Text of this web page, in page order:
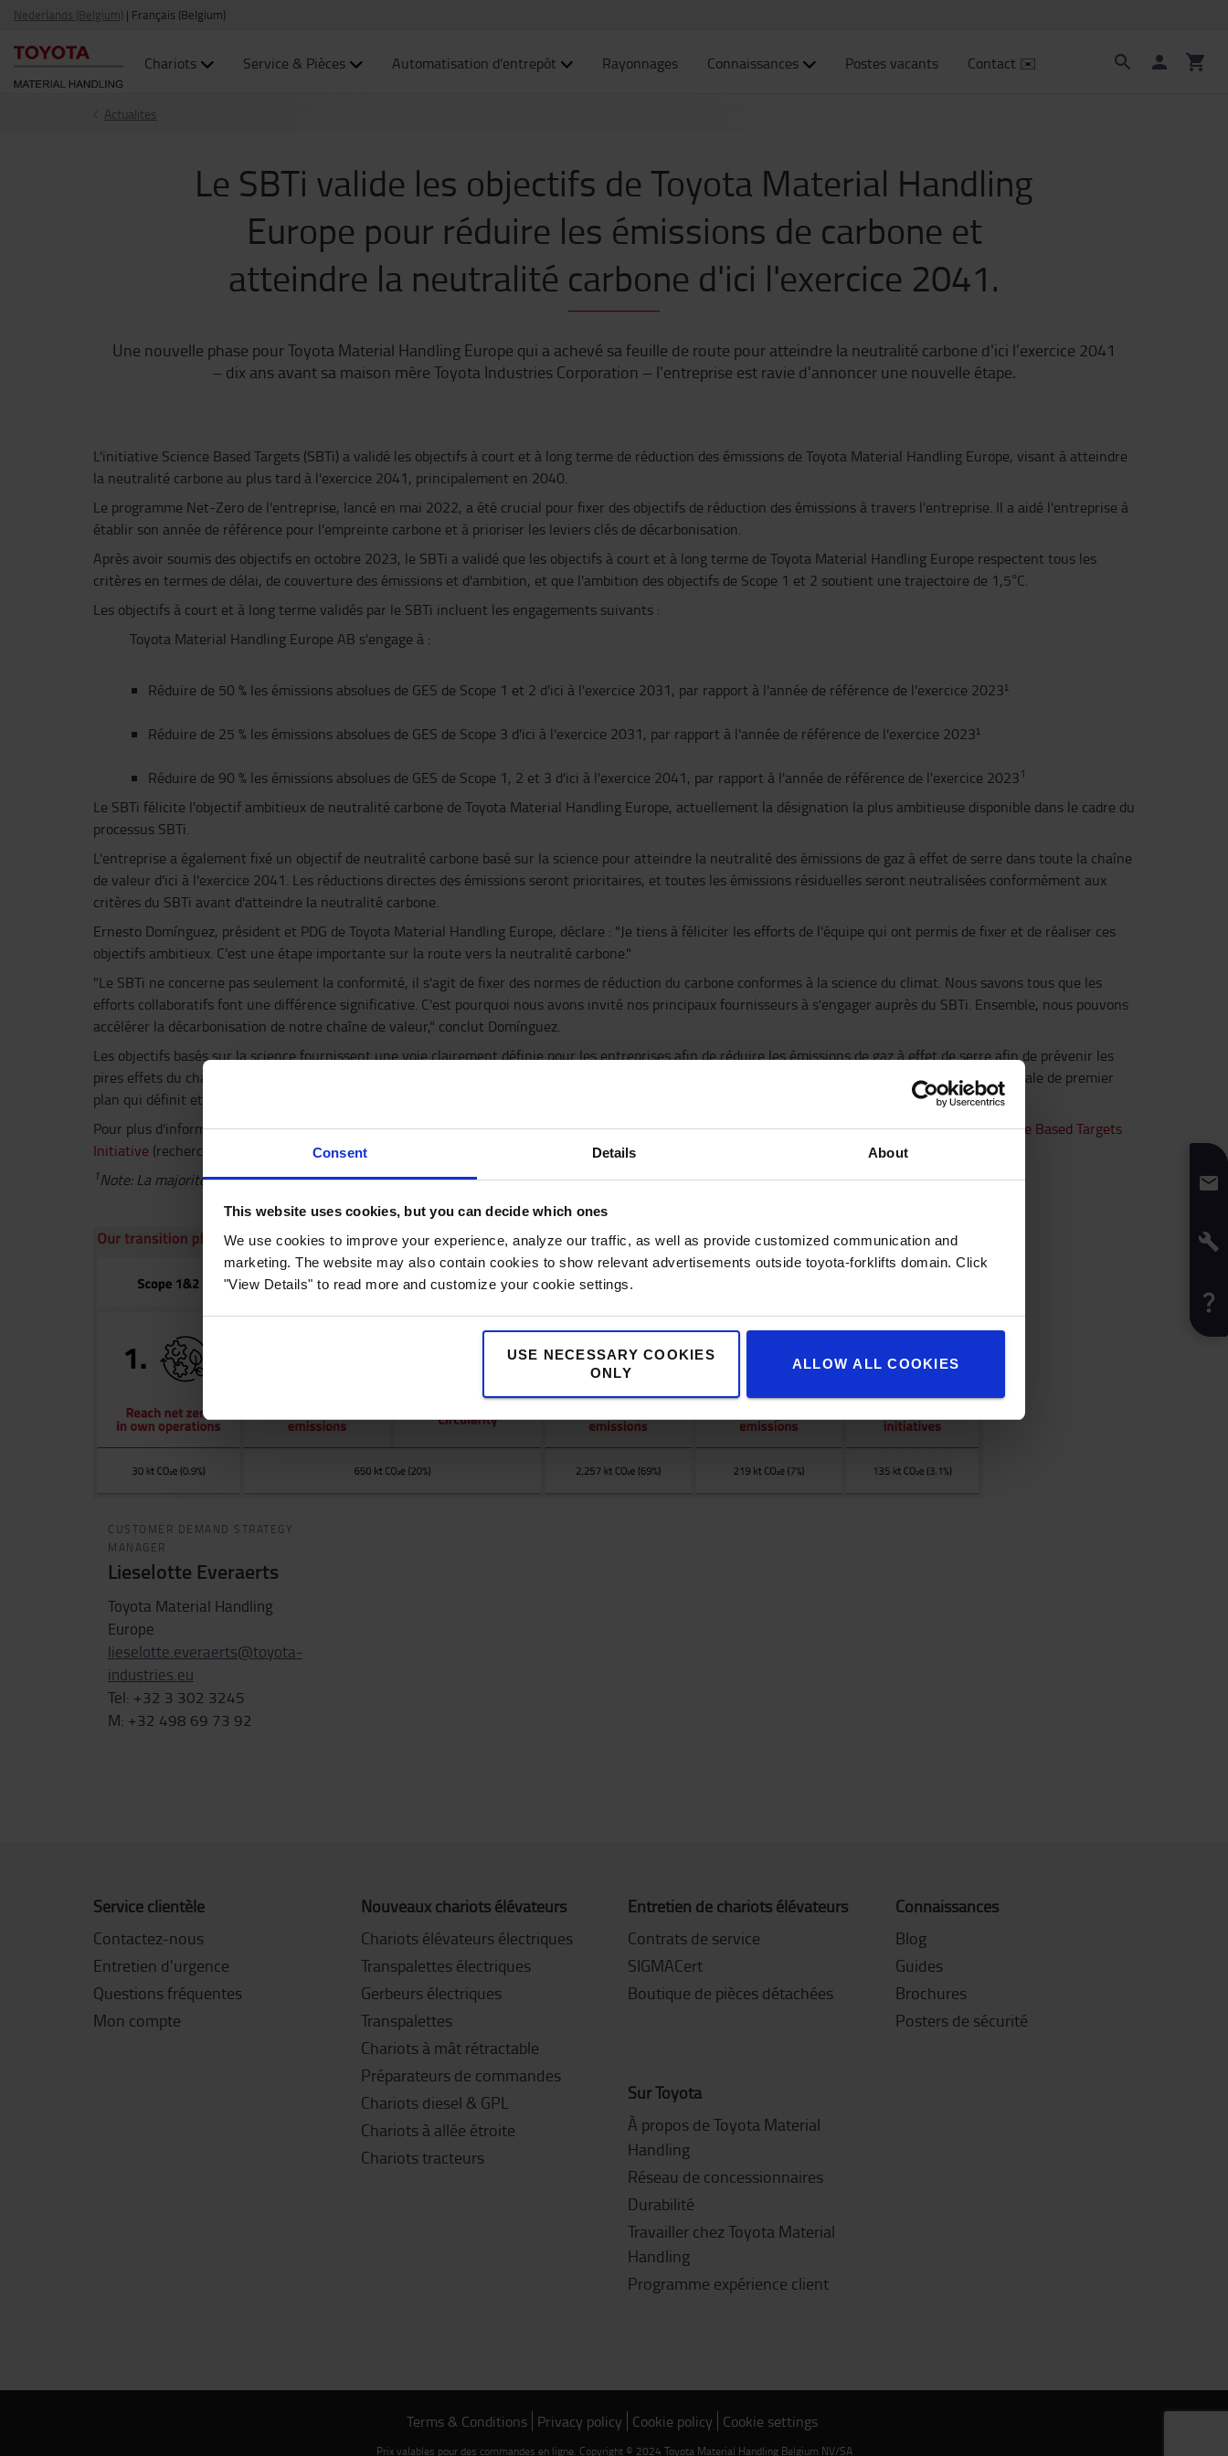
Consent Details About
This website uses cookies, but you can decide which ones
We use cookies to improve your experience, analyze our traffic, as well as provide customized communication and
marketing. The website may also contain cookies to show relevant advertisements outside toyota-forklifts domain. Click
"View Details" to read more and customize your cookie settings.
USE NECESSARY COOKIES
ONLY
ALLOW ALL COOKIES
Nederlands (Belgium) | Français (Belgium)
Chariots Service & Pièces Automatisation d'entrepôt Rayonnages Connaissances Postes vacants Contact ✉️
Actualites
Le SBTi valide les objectifs de Toyota Material Handling
Europe pour réduire les émissions de carbone et
atteindre la neutralité carbone d'ici l'exercice 2041.
Une nouvelle phase pour Toyota Material Handling Europe qui a achevé sa feuille de route pour atteindre la neutralité carbone d'ici l'exercice 2041
– dix ans avant sa maison mère Toyota Industries Corporation – l'entreprise est ravie d'annoncer une nouvelle étape.
L'initiative Science Based Targets (SBTi) a validé les objectifs à court et à long terme de réduction des émissions de Toyota Material Handling Europe, visant à atteindre
la neutralité carbone au plus tard à l'exercice 2041, principalement en 2040.
Le programme Net-Zero de l'entreprise, lancé en mai 2022, a été crucial pour fixer des objectifs de réduction des émissions à travers l'entreprise. Il a aidé l'entreprise à
établir son année de référence pour l'empreinte carbone et à prioriser les leviers clés de décarbonisation.
Après avoir soumis des objectifs en octobre 2023, le SBTi a validé que les objectifs à court et à long terme de Toyota Material Handling Europe respectent tous les
critères en termes de délai, de couverture des émissions et d'ambition, et que l'ambition des objectifs de Scope 1 et 2 soutient une trajectoire de 1,5°C.
Les objectifs à court et à long terme validés par le SBTi incluent les engagements suivants :
Toyota Material Handling Europe AB s'engage à :
Réduire de 50 % les émissions absolues de GES de Scope 1 et 2 d'ici à l'exercice 2031, par rapport à l'année de référence de l'exercice 2023¹
Réduire de 25 % les émissions absolues de GES de Scope 3 d'ici à l'exercice 2031, par rapport à l'année de référence de l'exercice 2023¹
Réduire de 90 % les émissions absolues de GES de Scope 1, 2 et 3 d'ici à l'exercice 2041, par rapport à l'année de référence de l'exercice 20231
Le SBTi félicite l'objectif ambitieux de neutralité carbone de Toyota Material Handling Europe, actuellement la désignation la plus ambitieuse disponible dans le cadre du
processus SBTi.
L'entreprise a également fixé un objectif de neutralité carbone basé sur la science pour atteindre la neutralité des émissions de gaz à effet de serre dans toute la chaîne
de valeur d'ici à l'exercice 2041. Les réductions directes des émissions seront prioritaires, et toutes les émissions résiduelles seront neutralisées conformément aux
critères du SBTi avant d'atteindre la neutralité carbone.
Ernesto Domínguez, président et PDG de Toyota Material Handling Europe, déclare : "Je tiens à féliciter les efforts de l'équipe qui ont permis de fixer et de réaliser ces
objectifs ambitieux. C'est une étape importante sur la route vers la neutralité carbone."
"Le SBTi ne concerne pas seulement la conformité, il s'agit de fixer des normes de réduction du carbone conformes à la science du climat. Nous savons tous que les
efforts collaboratifs font une différence significative. C'est pourquoi nous avons invité nos principaux fournisseurs à s'engager auprès du SBTi. Ensemble, nous pouvons
accélérer la décarbonisation de notre chaîne de valeur," conclut Domínguez.
Les objectifs basés sur la science fournissent une voie clairement définie pour les entreprises afin de réduire les émissions de gaz à effet de serre afin de prévenir les
pires effets du changement climatique et de soutenir les ambitions de limiter le réchauffement climatique à 1,5°C. Le SBTi est une organisation mondiale de premier
plan qui définit et promeut les meilleures pratiques en matière de réduction des émissions et d'objectifs de neutralité carbone.
Pour plus d'informations sur l'initiative Science Based Targets et les objectifs de l'entreprise, vous pouvez consulter :Companies taking action - Science Based Targets
Initiative (rechercher ”Toyota Material Handling Europe”)
1Note: La majorité de l'exercice 2031 se déroule en 2030 et la majorité de l'exercice 2041 se déroule en 2040.
CUSTOMER DEMAND STRATEGY
MANAGER
Lieselotte Everaerts
Toyota Material Handling
Europe
lieselotte.everaerts@toyota-
industries.eu
Tel: +32 3 302 3245
M: +32 498 69 73 92
Service clientèle
Contactez-nous
Entretien d'urgence
Questions fréquentes
Mon compte
Nouveaux chariots élévateurs
Chariots élévateurs électriques
Transpalettes électriques
Gerbeurs électriques
Transpalettes
Chariots à mât rétractable
Préparateurs de commandes
Chariots diesel & GPL
Chariots à allée étroite
Chariots tracteurs
Entretien de chariots élévateurs
Contrats de service
SIGMACert
Boutique de pièces détachées
Connaissances
Blog
Guides
Brochures
Posters de sécurité
Sur Toyota
À propos de Toyota Material
Handling
Réseau de concessionnaires
Durabilité
Travailler chez Toyota Material
Handling
Programme expérience client
Terms & Conditions Privacy policy Cookie policy Cookie settings
Prix valables pour des commandes en ligne. Copyright © 2024 Toyota Material Handling Belgium NV/SA